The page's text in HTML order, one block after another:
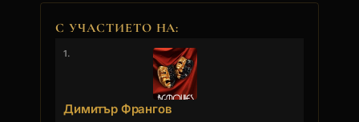
С УЧАСТИЕТО НА:
1.
Димитър Франгов